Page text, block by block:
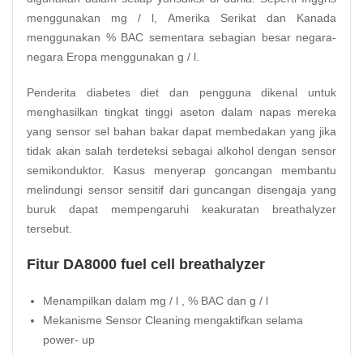
menggunakan mg / l, Amerika Serikat dan Kanada
menggunakan % BAC sementara sebagian besar negara-
negara Eropa menggunakan g / l.
Penderita diabetes diet dan pengguna dikenal untuk
menghasilkan tingkat tinggi aseton dalam napas mereka
yang sensor sel bahan bakar dapat membedakan yang jika
tidak akan salah terdeteksi sebagai alkohol dengan sensor
semikonduktor. Kasus menyerap goncangan membantu
melindungi sensor sensitif dari guncangan disengaja yang
buruk dapat mempengaruhi keakuratan breathalyzer
tersebut.
Fitur DA8000 fuel cell breathalyzer
Menampilkan dalam mg / l , % BAC dan g / l
Mekanisme Sensor Cleaning mengaktifkan selama
power- up